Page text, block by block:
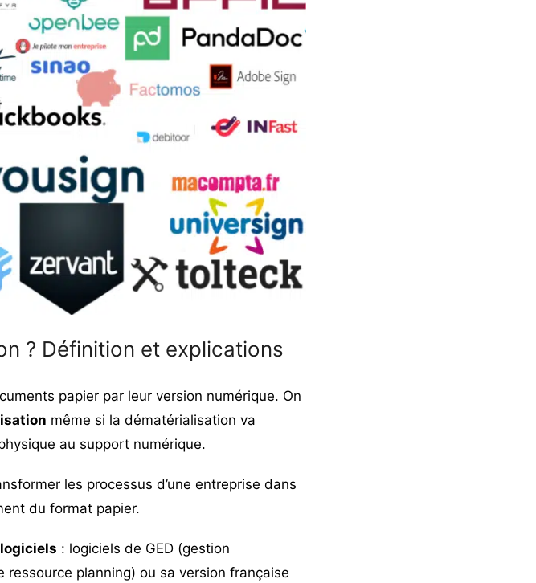
? Définition et explications
papier par leur version numérique. On
même si la dématérialisation va
au support numérique.
les processus d’une entreprise dans
du format papier.
: logiciels de GED (gestion
ressource planning) ou sa version française